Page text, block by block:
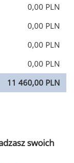
0,00 PLN
0,00 PLN
0,00 PLN
0,00 PLN
11 460,00 PLN
swoich